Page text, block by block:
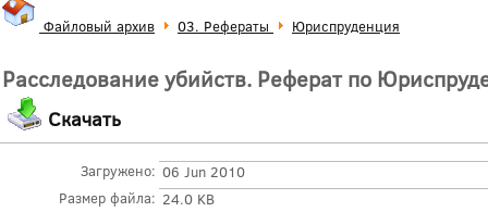
Файловый архив 03. Рефераты Юриспруденция
Расследование убийств. Реферат по
Скачать
Загружено: 06 Jun 2010
Размер файла: 24.0 KB